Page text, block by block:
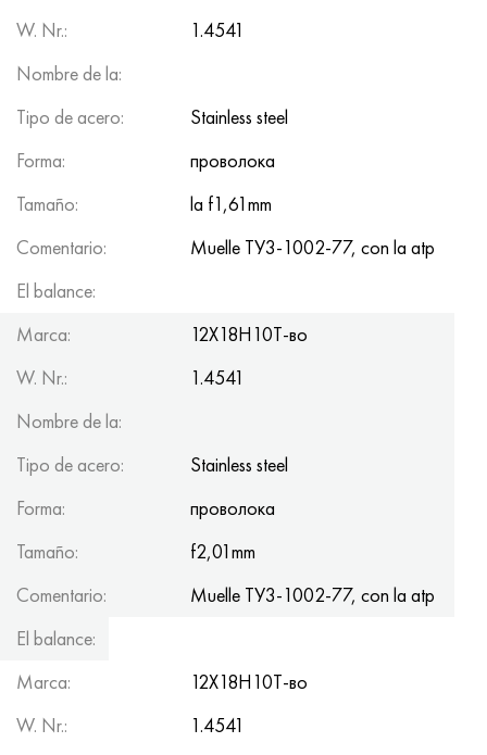
W. Nr.:
1.4541
Nombre de la:
Tipo de acero:
Stainless steel
Forma:
проволока
Tamaño:
la f1,61mm
Comentario:
Muelle ТУ3-1002-77, con la atp
El balance:
Marca:
12Х18Н10Т-во
W. Nr.:
1.4541
Nombre de la:
Tipo de acero:
Stainless steel
Forma:
проволока
Tamaño:
f2,01mm
Comentario:
Muelle ТУ3-1002-77, con la atp
El balance:
Marca:
12Х18Н10Т-во
W. Nr.:
1.4541